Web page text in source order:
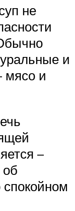
не
и
мясо и
–
спокойном